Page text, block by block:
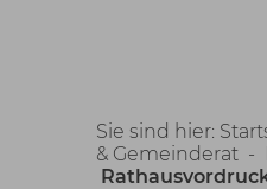
Sie sind hier:
& Gemeinderat-